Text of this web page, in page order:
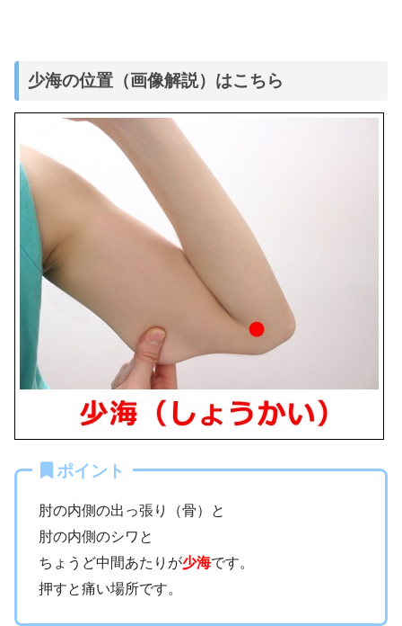
少海の位置（画像解説）はこちら
ポイント
肘の内側の出っ張り（骨）と
肘の内側のシワと
ちょうど中間あたりが少海です。
押すと痛い場所です。